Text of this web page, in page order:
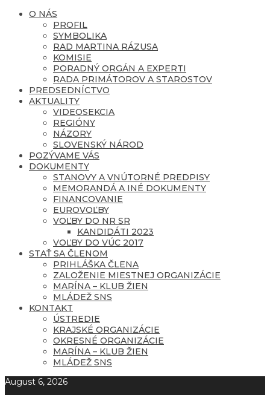
O NÁS
PROFIL
SYMBOLIKA
RAD MARTINA RÁZUSA
KOMISIE
PORADNÝ ORGÁN A EXPERTI
RADA PRIMÁTOROV A STAROSTOV
PREDSEDNÍCTVO
AKTUALITY
VIDEOSEKCIA
REGIÓNY
NÁZORY
SLOVENSKÝ NÁROD
POZÝVAME VÁS
DOKUMENTY
STANOVY A VNÚTORNÉ PREDPISY
MEMORANDÁ A INÉ DOKUMENTY
FINANCOVANIE
EUROVOĽBY
VOĽBY DO NR SR
KANDIDÁTI 2023
VOĽBY DO VÚC 2017
STAŤ SA ČLENOM
PRIHLÁŠKA ČLENA
ZALOŽENIE MIESTNEJ ORGANIZÁCIE
MARÍNA – KLUB ŽIEN
MLÁDEŽ SNS
KONTAKT
ÚSTREDIE
KRAJSKÉ ORGANIZÁCIE
OKRESNÉ ORGANIZÁCIE
MARÍNA – KLUB ŽIEN
MLÁDEŽ SNS
August 6, 2026